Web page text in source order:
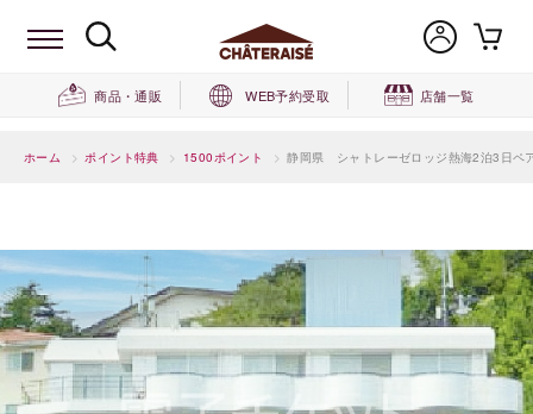
商品・通販 WEB予約受取 店舗一覧
ホーム > ポイント特典 > 1500ポイント > 静岡県 シャトレーゼロッジ熱海2泊3日ペ